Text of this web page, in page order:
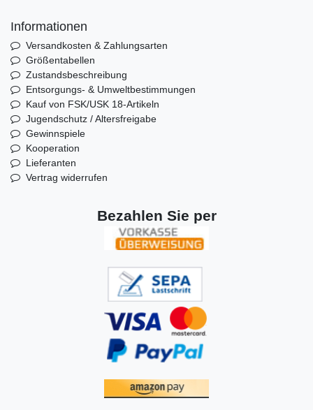
Informationen
Versandkosten & Zahlungsarten
Größentabellen
Zustandsbeschreibung
Entsorgungs- & Umweltbestimmungen
Kauf von FSK/USK 18-Artikeln
Jugendschutz / Altersfreigabe
Gewinnspiele
Kooperation
Lieferanten
Vertrag widerrufen
Bezahlen Sie per